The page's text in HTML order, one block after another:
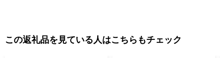
この返礼品を見ている人はこちらもチェック